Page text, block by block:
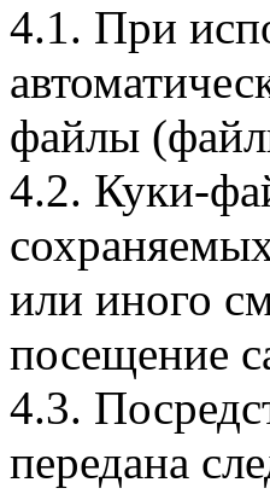
4.1. При
файлы
4.2. Куки-
или иного
посещение
4.3.
передана